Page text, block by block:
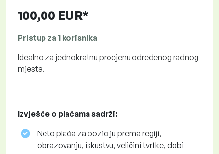
100,00 EUR*
Pristup za 1 korisnika
Idealno za jednokratnu procjenu određenog radnog
mjesta.
Izvješće o plaćama sadrži:
Neto plaća za poziciju prema regiji,
obrazovanju, iskustvu, veličini tvrtke, dobi